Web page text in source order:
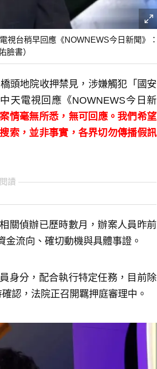
視台稍早回應《NOWNEWS今日新聞》：
臉書）
頭地院收押禁見，涉嫌觸犯「國安
天電視回應《NOWNEWS今日新
情毫無所悉，無可回應。我們希望
索，並非事實，各界切勿傳播假訊
讀
關偵辦已歷時數月，辦案人員昨前
流向、確切動機與具體事證。
身分，配合執行特定任務，目前除
認，法院正召開羈押庭審理中。